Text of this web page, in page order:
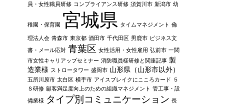
員・女性職員研修 コンプライアンス研修 須賀川市 新潟市 幼
稚園・保育園 宮城県 タイムマネジメント 倫
理法人会 青森市 東京都 酒田市 千代田区 男鹿市 ビジネス文
書・メール応対 青葉区 女性活用・女性雇用 弘前市 一関
市女性キャリアップセミナー 消防職員様研修と関連記事 製
造業様 ストロータワー 盛岡市 山形県（山形市以外）
五所川原市 太白区 横手市 アイスブレイクにこころカード
５
Ｓ研修 顧客満足度向上のための組織マネジメント 管工事・設
備業様 タイプ別コミュニケーション 長